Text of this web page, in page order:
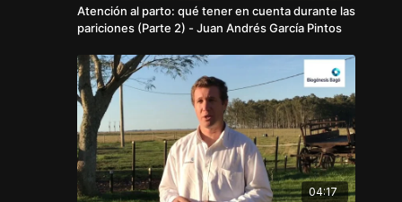
Atención al parto: qué tener en cuenta durante las
pariciones (Parte 2) - Juan Andrés García Pintos
04:17